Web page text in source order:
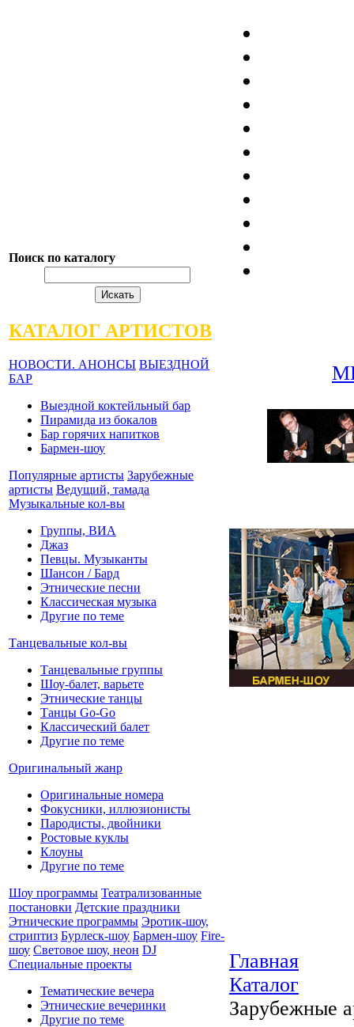
Поиск по каталогу
КАТАЛОГ АРТИСТОВ
НОВОСТИ. АНОНСЫ ВЫЕЗДНОЙ
БАР
Выездной коктейльный бар
Пирамида из бокалов
Бар горячих напитков
Бармен-шоу
Популярные артисты Зарубежные
артисты Ведущий, тамада
Музыкальные кол-вы
Группы, ВИА
Джаз
Певцы. Музыканты
Шансон / Бард
Этнические песни
Классическая музыка
Другие по теме
Танцевальные кол-вы
Танцевальные группы
Шоу-балет, варьете
Этнические танцы
Танцы Go-Go
Классический балет
Другие по теме
Оригинальный жанр
Оригинальные номера
Фокусники, иллюзионисты
Пародисты, двойники
Ростовые куклы
Клоуны
Другие по теме
Шоу программы Театрализованные
постановки Детские праздники
Этнические программы Эротик-шоу,
стриптиз Бурлеск-шоу Бармен-шоу Fire-
шоу Световое шоу, неон DJ
Специальные проекты
Тематические вечера
Этнические вечеринки
Другие по теме
Главная
Каталог
Зарубежные